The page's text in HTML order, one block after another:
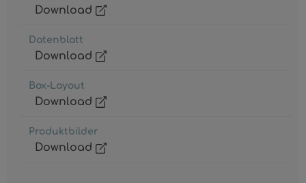
Download
Datenblatt
Download
Box-Layout
Download
Produktbilder
Download